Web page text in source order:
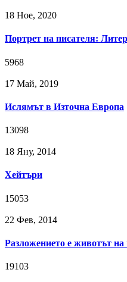
18 Ное, 2020
Портрет на писателя:
5968
17 Май, 2019
Ислямът в Източна Европа
13098
18 Яну, 2014
Хейтъри
15053
22 Фев, 2014
Разложението е животът
19103